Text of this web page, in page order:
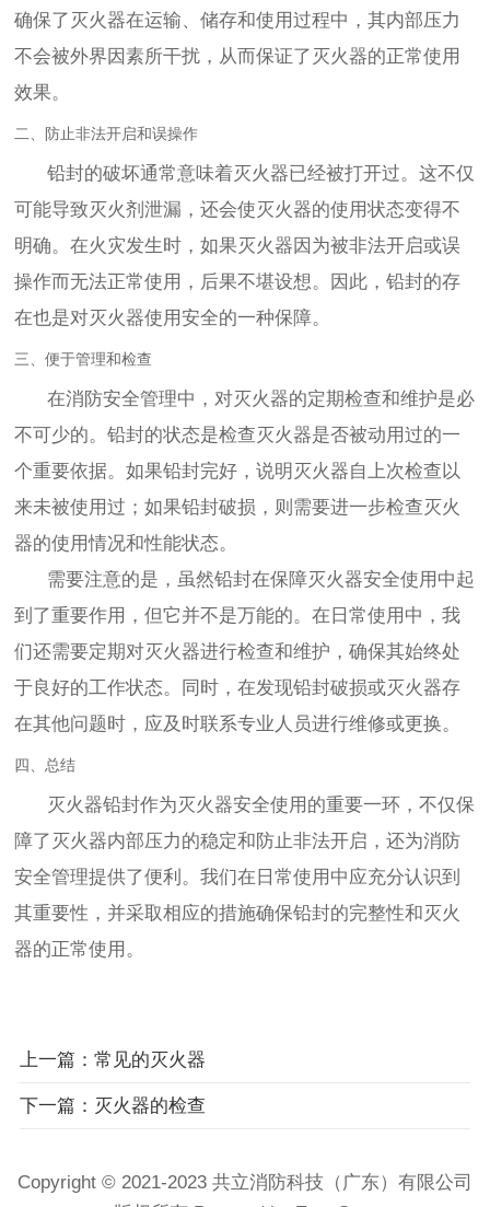
确保了灭火器在运输、储存和使用过程中，其内部压力
不会被外界因素所干扰，从而保证了灭火器的正常使用
效果。
二、防止非法开启和误操作
铅封的破坏通常意味着灭火器已经被打开过。这不仅
可能导致灭火剂泄漏，还会使灭火器的使用状态变得不
明确。在火灾发生时，如果灭火器因为被非法开启或误
操作而无法正常使用，后果不堪设想。因此，铅封的存
在也是对灭火器使用安全的一种保障。
三、便于管理和检查
在消防安全管理中，对灭火器的定期检查和维护是必
不可少的。铅封的状态是检查灭火器是否被动用过的一
个重要依据。如果铅封完好，说明灭火器自上次检查以
来未被使用过；如果铅封破损，则需要进一步检查灭火
器的使用情况和性能状态。
需要注意的是，虽然铅封在保障灭火器安全使用中起
到了重要作用，但它并不是万能的。在日常使用中，我
们还需要定期对灭火器进行检查和维护，确保其始终处
于良好的工作状态。同时，在发现铅封破损或灭火器存
在其他问题时，应及时联系专业人员进行维修或更换。
四、总结
灭火器铅封作为灭火器安全使用的重要一环，不仅保
障了灭火器内部压力的稳定和防止非法开启，还为消防
安全管理提供了便利。我们在日常使用中应充分认识到
其重要性，并采取相应的措施确保铅封的完整性和灭火
器的正常使用。
上一篇：常见的灭火器
下一篇：灭火器的检查
Copyright © 2021-2023 共立消防科技（广东）有限公司